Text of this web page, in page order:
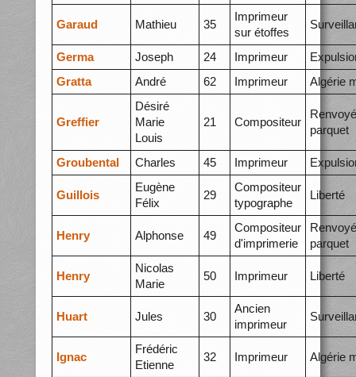
Garaud Mathieu 35
Imprimeur
sur étoffes
Germa Joseph 24 Imprimeur
Gratta
André 62 Imprimeur Algérie
Greffier
Désiré
Marie
Louis
21 Compositeur
parquet
Groubental Charles 45 Imprimeur
Guillois
Eugène
Félix
29
Compositeur
typographe
Liberté
Henry Alphonse 49
Compositeur
d'imprimerie
parquet
Henry
Nicolas
Marie
50 Imprimeur Liberté
Huart Jules 30
Ancien
imprimeur
Ignac
Frédéric
Etienne
32 Imprimeur Algérie